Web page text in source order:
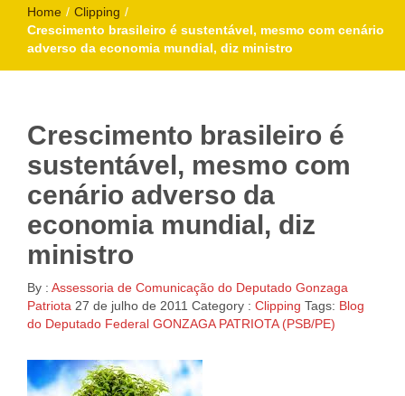
Home / Clipping /
Crescimento brasileiro é sustentável, mesmo com cenário
adverso da economia mundial, diz ministro
Crescimento brasileiro é
sustentável, mesmo com
cenário adverso da
economia mundial, diz
ministro
By : Assessoria de Comunicação do Deputado Gonzaga
Patriota 27 de julho de 2011 Category : Clipping Tags: Blog
do Deputado Federal GONZAGA PATRIOTA (PSB/PE)